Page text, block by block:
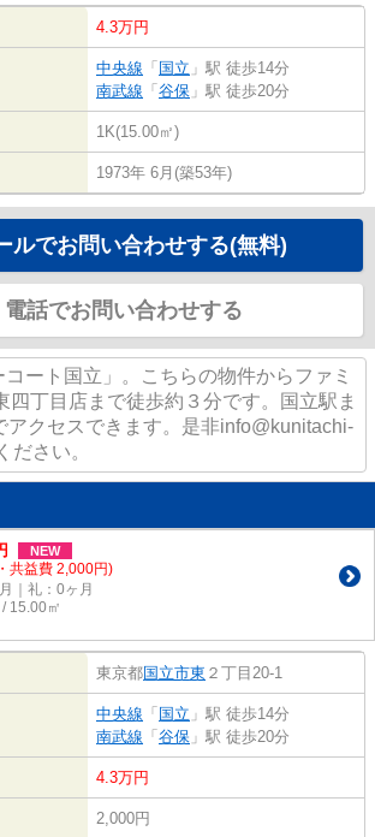
4.3万円
中央線 「 国立 」駅 徒歩14分
南武線 「 谷保 」駅 徒歩20分
1K(15.00㎡)
1973年 6月(築53年)
ルでお問い合わせする(無料)
電話でお問い合わせする
ート国立」。こちらの物件からファミ
四丁目店まで徒歩約３分です。国立駅ま
アクセスできます。是非info@kunitachi-
ださい。
NEW
共益費 2,000円)
｜礼：0ヶ月
15.00㎡
東京都国立市東 ２丁目20-1
中央線 「 国立 」駅 徒歩14分
南武線 「 谷保 」駅 徒歩20分
4.3万円
2,000円